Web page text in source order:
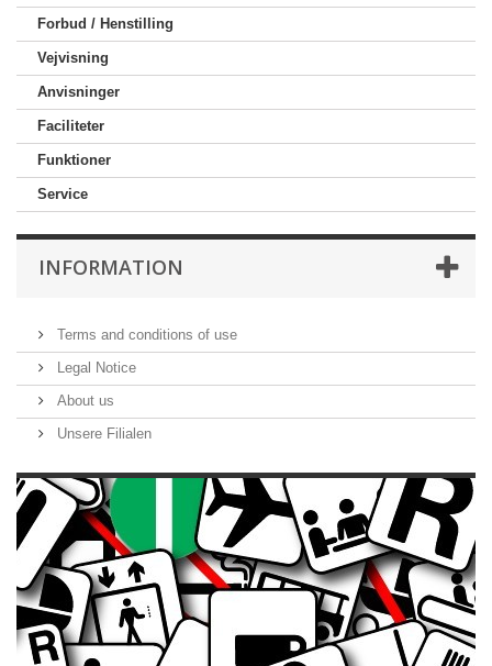
Forbud / Henstilling
Vejvisning
Anvisninger
Faciliteter
Funktioner
Service
INFORMATION
Terms and conditions of use
Legal Notice
About us
Unsere Filialen